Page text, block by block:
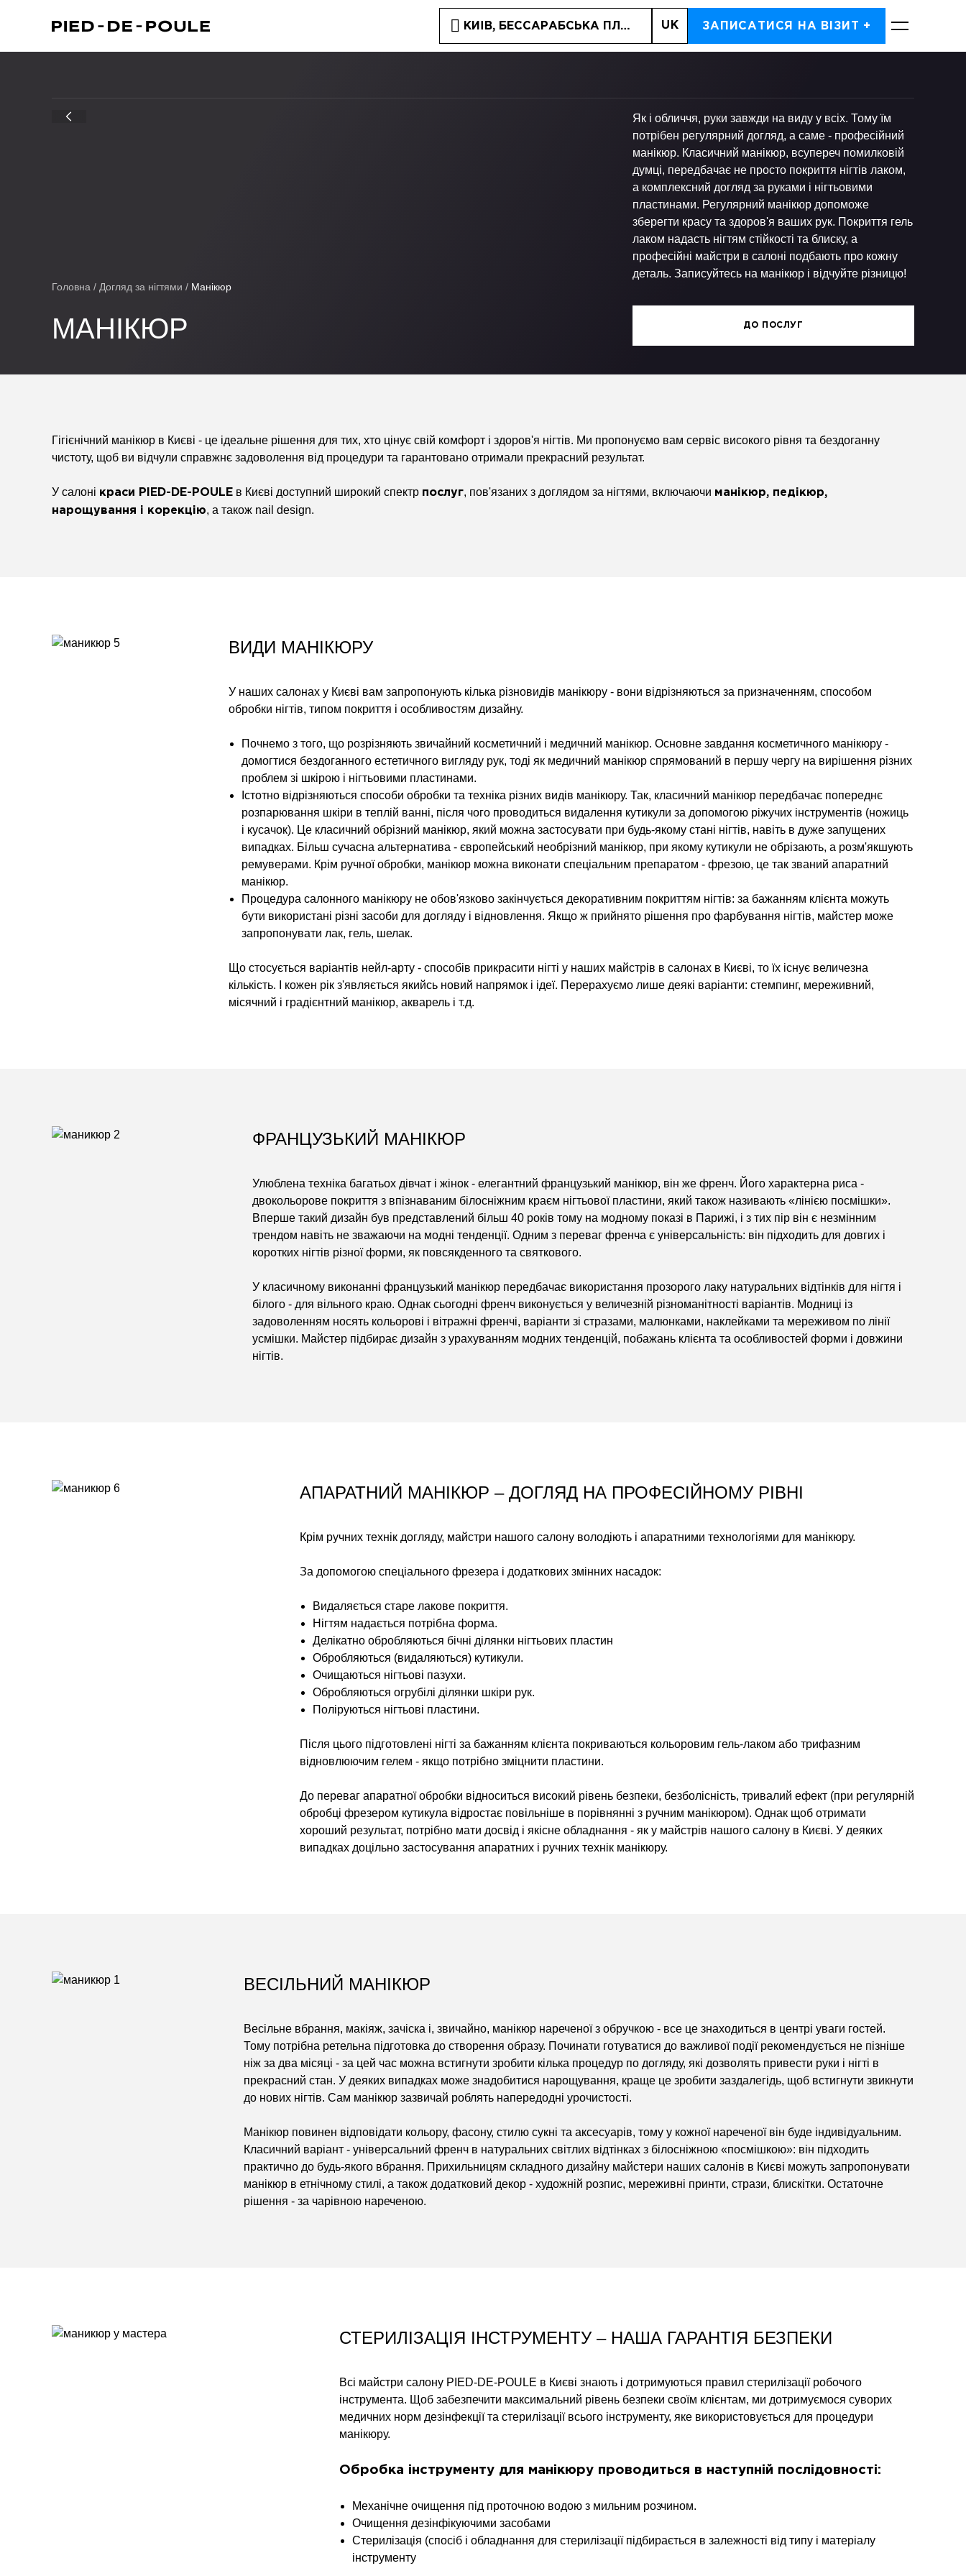
КИЇВ, БЕССАРАБСЬКА ПЛОЩА, 7UK ЗАПИСАТИСЯ НА ВІЗИТ +
Головна / Догляд за нігтями / Манікюр
МАНІКЮР
Як і обличчя, руки завжди на виду у всіх. Тому їм
потрібен регулярний догляд, а саме - професійний
манікюр. Класичний манікюр, всупереч помилковій
думці, передбачає не просто покриття нігтів лаком,
а комплексний догляд за руками і нігтьовими
пластинами. Регулярний манікюр допоможе
зберегти красу та здоров'я ваших рук. Покриття гель
лаком надасть нігтям стійкості та блиску, а
професійні майстри в салоні подбають про кожну
деталь. Записуйтесь на манікюр і відчуйте різницю!
ДО ПОСЛУГ
Гігієнічний манікюр в Києві - це ідеальне рішення для тих, хто цінує свій комфорт і здоров'я нігтів. Ми пропонуємо вам сервіс високого рівня та бездоганну
чистоту, щоб ви відчули справжнє задоволення від процедури та гарантовано отримали прекрасний результат.
У салоні краси PIED-DE-POULE в Києві доступний широкий спектр послуг, пов'язаних з доглядом за нігтями, включаючи манікюр, педікюр,
нарощування і корекцію, а також nail design.
ВИДИ МАНІКЮРУ
У наших салонах у Києві вам запропонують кілька різновидів манікюру - вони відрізняються за призначенням, способом
обробки нігтів, типом покриття і особливостям дизайну.
Почнемо з того, що розрізняють звичайний косметичний і медичний манікюр. Основне завдання косметичного манікюру -
домогтися бездоганного естетичного вигляду рук, тоді як медичний манікюр спрямований в першу чергу на вирішення різних
проблем зі шкірою і нігтьовими пластинами.
Істотно відрізняються способи обробки та техніка різних видів манікюру. Так, класичний манікюр передбачає попереднє
розпарювання шкіри в теплій ванні, після чого проводиться видалення кутикули за допомогою ріжучих інструментів (ножиць
і кусачок). Це класичний обрізний манікюр, який можна застосувати при будь-якому стані нігтів, навіть в дуже запущених
випадках. Більш сучасна альтернатива - європейський необрізний манікюр, при якому кутикули не обрізають, а розм'якшують
ремуверами. Крім ручної обробки, манікюр можна виконати спеціальним препаратом - фрезою, це так званий апаратний
манікюр.
Процедура салонного манікюру не обов'язково закінчується декоративним покриттям нігтів: за бажанням клієнта можуть
бути використані різні засоби для догляду і відновлення. Якщо ж прийнято рішення про фарбування нігтів, майстер може
запропонувати лак, гель, шелак.
Що стосується варіантів нейл-арту - способів прикрасити нігті у наших майстрів в салонах в Києві, то їх існує величезна
кількість. I кожен рік з'являється якийсь новий напрямок і ідеї. Перерахуємо лише деякі варіанти: стемпинг, мереживний,
місячний і градієнтний манікюр, акварель і т.д.
ФРАНЦУЗЬКИЙ МАНІКЮР
Улюблена техніка багатьох дівчат і жінок - елегантний французький манікюр, він же френч. Його характерна риса -
двокольорове покриття з впізнаваним білосніжним краєм нігтьової пластини, який також називають «лінією посмішки».
Вперше такий дизайн був представлений більш 40 років тому на модному показі в Парижі, і з тих пір він є незмінним
трендом навіть не зважаючи на модні тенденції. Одним з переваг френча є універсальність: він підходить для довгих і
коротких нігтів різної форми, як повсякденного та святкового.
У класичному виконанні французький манікюр передбачає використання прозорого лаку натуральних відтінків для нігтя і
білого - для вільного краю. Однак сьогодні френч виконується у величезній різноманітності варіантів. Модниці із
задоволенням носять кольорові і вітражні френчі, варіанти зі стразами, малюнками, наклейками та мереживом по лінії
усмішки. Майстер підбирає дизайн з урахуванням модних тенденцій, побажань клієнта та особливостей форми і довжини
нігтів.
АПАРАТНИЙ МАНІКЮР – ДОГЛЯД НА ПРОФЕСІЙНОМУ РІВНІ
Крім ручних технік догляду, майстри нашого салону володіють і апаратними технологіями для манікюру.
За допомогою спеціального фрезера і додаткових змінних насадок:
Видаляється старе лакове покриття.
Нігтям надається потрібна форма.
Делікатно обробляються бічні ділянки нігтьових пластин
Обробляються (видаляються) кутикули.
Очищаються нігтьові пазухи.
Обробляються огрубілі ділянки шкіри рук.
Поліруються нігтьові пластини.
Після цього підготовлені нігті за бажанням клієнта покриваються кольоровим гель-лаком або трифазним
відновлюючим гелем - якщо потрібно зміцнити пластини.
До переваг апаратної обробки відноситься високий рівень безпеки, безболісність, тривалий ефект (при регулярній
обробці фрезером кутикула відростає повільніше в порівнянні з ручним манікюром). Однак щоб отримати
хороший результат, потрібно мати досвід і якісне обладнання - як у майстрів нашого салону в Києві. У деяких
випадках доцільно застосування апаратних і ручних технік манікюру.
ВЕСІЛЬНИЙ МАНІКЮР
Весільне вбрання, макіяж, зачіска і, звичайно, манікюр нареченої з обручкою - все це знаходиться в центрі уваги гостей.
Тому потрібна ретельна підготовка до створення образу. Починати готуватися до важливої ​​події рекомендується не пізніше
ніж за два місяці - за цей час можна встигнути зробити кілька процедур по догляду, які дозволять привести руки і нігті в
прекрасний стан. У деяких випадках може знадобитися нарощування, краще це зробити заздалегідь, щоб встигнути звикнути
до нових нігтів. Сам манікюр зазвичай роблять напередодні урочистості.
Манікюр повинен відповідати кольору, фасону, стилю сукні та аксесуарів, тому у кожної нареченої він буде індивідуальним.
Класичний варіант - універсальний френч в натуральних світлих відтінках з білосніжною «посмішкою»: він підходить
практично до будь-якого вбрання. Прихильницям складного дизайну майстери наших салонів в Києві можуть запропонувати
манікюр в етнічному стилі, а також додатковий декор - художній розпис, мереживні принти, стрази, блискітки. Остаточне
рішення - за чарівною нареченою.
СТЕРИЛІЗАЦІЯ ІНСТРУМЕНТУ – НАША ГАРАНТІЯ БЕЗПЕКИ
Всі майстри салону PIED-DE-POULE в Києві знають і дотримуються правил стерилізації робочого
інструмента. Щоб забезпечити максимальний рівень безпеки своїм клієнтам, ми дотримуємося суворих
медичних норм дезінфекції та стерилізації всього інструменту, яке використовується для процедури
манікюру.
Обробка інструменту для манікюру проводиться в наступній послідовності:
Механічне очищення під проточною водою з мильним розчином.
Очищення дезінфікуючими засобами
Стерилізація (спосіб і обладнання для стерилізації підбирається в залежності від типу і матеріалу
інструменту